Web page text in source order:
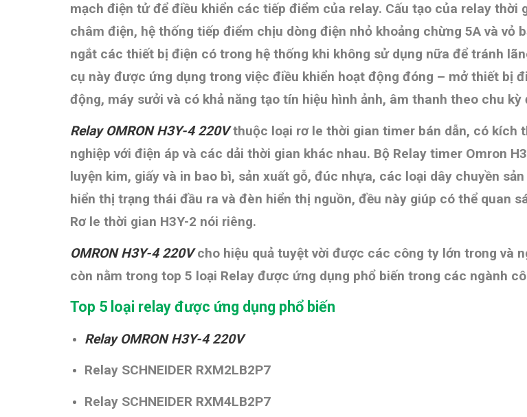
mạch điện tử để điều khiển các tiếp điểm của relay. Cấu tạo của relay
châm điện, hệ thống tiếp điểm chịu dòng điện nhỏ khoảng chừng 5A và vỏ
ngắt các thiết bị điện có trong hệ thống khi không sử dụng nữa để tránh
cụ này được ứng dụng trong việc điều khiển hoạt động đóng – mở thiết bị
động, máy sưởi và có khả năng tạo tín hiệu hình ảnh, âm thanh theo chu kỳ
Relay OMRON H3Y-4 220Vthuộc loại rơ le thời gian timer bán dẫn, có kích
nghiệp với điện áp và các dải thời gian khác nhau. Bộ Relay timer Omron
luyện kim, giấy và in bao bì, sản xuất gỗ, đúc nhựa, các loại dây chuyền
hiển thị trạng thái đầu ra và đèn hiển thị nguồn, đều này giúp có thể quan
Rơ le thời gian H3Y-2 nói riêng.
OMRON H3Y-4 220V cho hiệu quả tuyệt vời được các công ty lớn trong và
còn nằm trong top 5 loại Relay được ứng dụng phổ biến trong các ngành
Top 5 loại relay được ứng dụng phổ biến
Relay OMRON H3Y-4 220V
Relay SCHNEIDER RXM2LB2P7
Relay SCHNEIDER RXM4LB2P7